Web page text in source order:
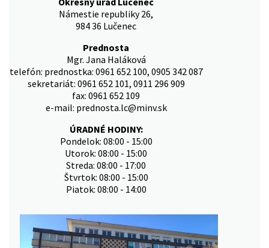
Námestie republiky 26,
984 36 Lučenec
Prednosta
Mgr. Jana Haláková
telefón: prednostka: 0961 652 100, 0905 342 087
sekretariát: 0961 652 101, 0911 296 909
fax: 0961 652 109
e-mail: prednosta.lc@minv.sk
ÚRADNÉ HODINY:
Pondelok: 08:00 - 15:00
Utorok: 08:00 - 15:00
Streda: 08:00 - 17:00
Štvrtok: 08:00 - 15:00
Piatok: 08:00 - 14:00